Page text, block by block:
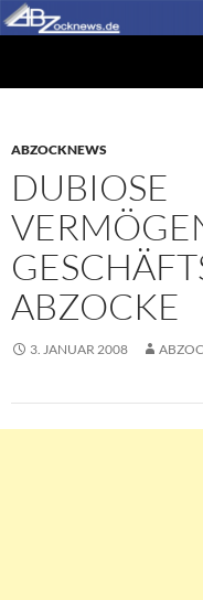
Zum
Inhalt
ABZOCKNEWS
DUBIOSE
ABZOCKE
3. JANUAR 2008